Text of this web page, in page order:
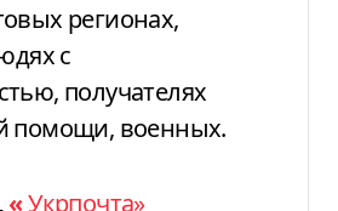
регионах,
с
получателях
помощи, военных.
,«Укрпочта»